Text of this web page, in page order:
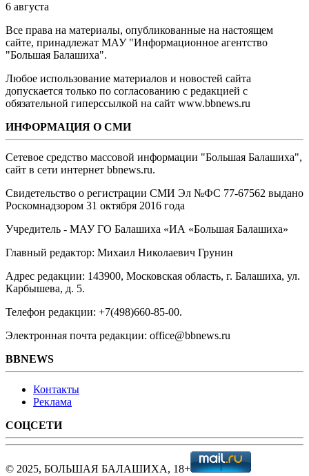
6 августа
Все права на материалы, опубликованные на настоящем
сайте, принадлежат МАУ "Информационное агентство
"Большая Балашиха".
Любое использование материалов и новостей сайта
допускается только по согласованию с редакцией с
обязательной гиперссылкой на сайт www.bbnews.ru
ИНФОРМАЦИЯ О СМИ
Сетевое средство массовой информации "Большая Балашиха",
сайт в сети интернет bbnews.ru.
Свидетельство о регистрации СМИ Эл №ФС ‎77-67562 выдано
Роскомнадзором 31 октября 2016 года
Учредитель - МАУ ГО Балашиха «ИА «Большая Балашиха»
Главный редактор: Михаил Николаевич Грунин
Адрес редакции: 143900, Московская область, г. Балашиха, ул.
Карбышева, д. 5.
Телефон редакции: +7(498)660-85-00.
Электронная почта редакции: office@bbnews.ru
BBNEWS
Контакты
Реклама
СОЦСЕТИ
© 2025, БОЛЬШАЯ БАЛАШИХА, 18+